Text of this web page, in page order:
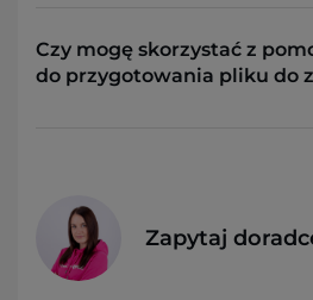
Czy mogę skorzystać z
do przygotowania pliku do
Zapytaj